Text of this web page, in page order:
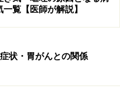
、内視鏡を使わずに行
一覧【医師が解説】
状・胃がんとの関係